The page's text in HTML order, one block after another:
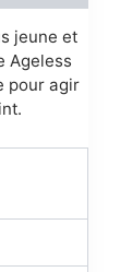
jeune et
Ageless
pour agir